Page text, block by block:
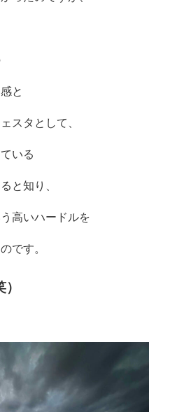
と
スタとして、
いる
と知り、
高いハードルを
です。